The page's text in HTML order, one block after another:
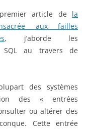
article de la
aux failles
, j’aborde les
SQL au travers de
des systèmes
des « entrées
ou altérer des
Cette entrée